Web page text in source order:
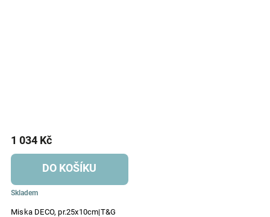
Miska DECO, pr.25x10cm|T&G
Skladem
1 034 Kč
DO KOŠÍKU